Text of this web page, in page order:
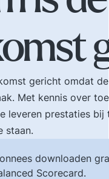
van zeggenschap en
naar het laagste
in een organisatie
een vakkundig besluit
genomen kan worden.
gericht omdat
Met kennis over
leveren prestaties
staan.
downloaden
Scorecard.